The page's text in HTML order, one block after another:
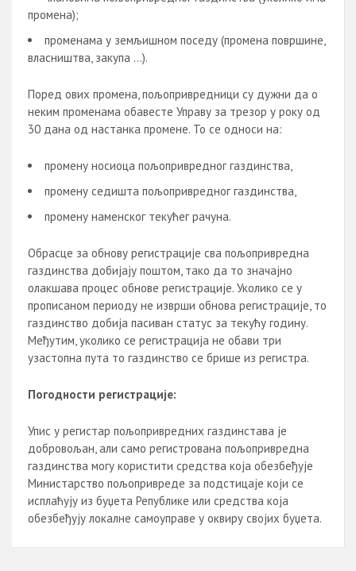
промена);
променама у земљишном поседу (промена површине,
власништва, закупа …).
Поред ових промена, пољопривредници су дужни да о
неким променама обавесте Управу за трезор у року од
30 дана од настанка промене. То се односи на:
промену носиоца пољопривредног газдинства,
промену седишта пољопривредног газдинства,
промену наменског текућег рачуна.
Обрасце за обнову регистрације сва пољопривредна
газдинства добијају поштом, тако да то значајно
олакшава процес обнове регистрације. Уколико се у
прописаном периоду не изврши обнова регистрације, то
газдинство добија пасиван статус за текућу годину.
Међутим, уколико се регистрација не обави три
узастопна пута то газдинство се брише из регистра.
Погодности регистрације:
Упис у регистар пољопривредних газдинстава је
добровољан, али само регистрована пољопривредна
газдинства могу користити средства која обезбеђује
Министарство пољопривреде за подстицаје који се
исплаћују из буџета Републике или средства која
обезбеђују локалне самоуправе у оквиру својих буџета.